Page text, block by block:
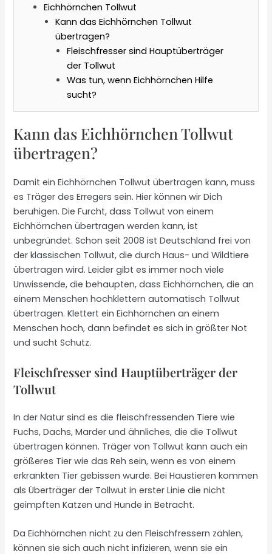
Eichhörnchen Tollwut
Kann das Eichhörnchen Tollwut
übertragen?
Fleischfresser sind Hauptüberträger
der Tollwut
Was tun, wenn Eichhörnchen Hilfe
sucht?
Kann das Eichhörnchen Tollwut
übertragen?
Damit ein Eichhörnchen Tollwut übertragen kann, muss
es Träger des Erregers sein. Hier können wir Dich
beruhigen. Die Furcht, dass Tollwut von einem
Eichhörnchen übertragen werden kann, ist
unbegründet. Schon seit 2008 ist Deutschland frei von
der klassischen Tollwut, die durch Haus- und Wildtiere
übertragen wird. Leider gibt es immer noch viele
Unwissende, die behaupten, dass Eichhörnchen, die an
einem Menschen hochklettern automatisch Tollwut
übertragen. Klettert ein Eichhörnchen an einem
Menschen hoch, dann befindet es sich in größter Not
und sucht Schutz.
Fleischfresser sind Hauptüberträger der
Tollwut
In der Natur sind es die fleischfressenden Tiere wie
Fuchs, Dachs, Marder und ähnliches, die die Tollwut
übertragen können. Träger von Tollwut kann auch ein
größeres Tier wie das Reh sein, wenn es von einem
erkrankten Tier gebissen wurde. Bei Haustieren kommen
als Überträger der Tollwut in erster Linie die nicht
geimpften Katzen und Hunde in Betracht.
Da Eichhörnchen nicht zu den Fleischfressern zählen,
können sie sich auch nicht infizieren, wenn sie ein